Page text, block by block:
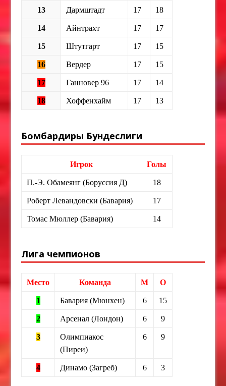
13 Дармштадт 17 18
14 Айнтрахт 17 17
15 Штутгарт 17 15
16 Вердер 17 15
17 Ганновер 96 17 14
18 Хоффенхайм 17 13
Бомбардиры Бундеслиги
Игрок Голы
П.-Э. Обамеянг (Боруссия Д) 18
Роберт Левандовски (Бавария) 17
Томас Мюллер (Бавария) 14
Лига чемпионов
Место Команда М О
1 Бавария (Мюнхен) 6 15
2 Арсенал (Лондон) 6 9
3
Олимпиакос
(Пиреи)
6 9
4 Динамо (Загреб) 6 3